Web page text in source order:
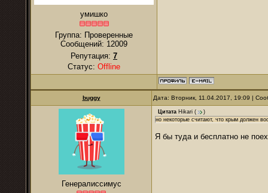
умишко
Группа: Проверенные
Сообщений: 12009
Репутация: 7
Статус: Offline
buggy Дата: Вторник, 11.04.2017, 19:09 |
Генералиссимус
Цитата Hikari (
)
но некоторые считают, что крым должен
Я бы туда и бесплатно не